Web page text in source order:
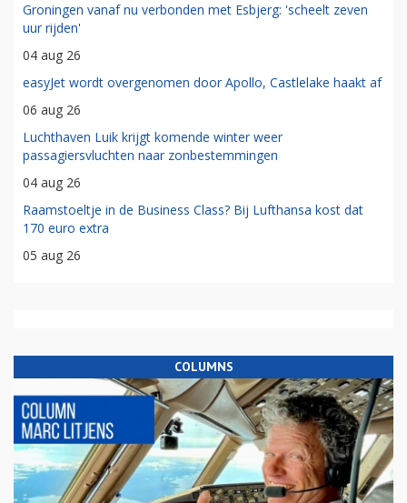
Groningen vanaf nu verbonden met Esbjerg: 'scheelt zeven
uur rijden'
04 aug 26
easyJet wordt overgenomen door Apollo, Castlelake haakt af
06 aug 26
Luchthaven Luik krijgt komende winter weer
passagiersvluchten naar zonbestemmingen
04 aug 26
Raamstoeltje in de Business Class? Bij Lufthansa kost dat
170 euro extra
05 aug 26
COLUMNS